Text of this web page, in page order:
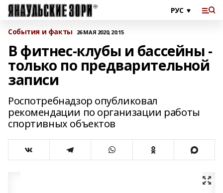
События и факты 26 МАЯ 2020, 20:15
В фитнес-клубы и бассейны -
только по предварительной
записи
Роспотребнадзор опубликовал
рекомендации по организации работы
спортивных объектов